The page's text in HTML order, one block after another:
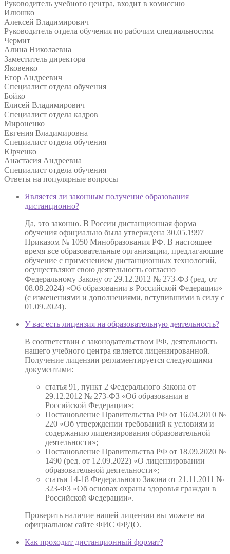
Руководитель учебного центра, входит в комиссию
Илюшко
Алексей Владимирович
Руководитель отдела обучения по рабочим специальностям
Чермит
Алина Николаевна
Заместитель директора
Яковенко
Егор Андреевич
Специалист отдела обучения
Бойко
Елисей Владимирович
Специалист отдела кадров
Мироненко
Евгения Владимировна
Специалист отдела обучения
Юрченко
Анастасия Андреевна
Специалист отдела обучения
Ответы на популярные вопросы
Является ли законным получение образования
дистанционно?
Да, это законно. В России дистанционная форма
обучения официально была утверждена 30.05.1997
Приказом № 1050 Минобразования РФ. В настоящее
время все образовательные организации, предлагающие
обучение с применением дистанционных технологий,
осуществляют свою деятельность согласно
Федеральному Закону от 29.12.2012 № 273-ФЗ (ред. от
08.08.2024) «Об образовании в Российской Федерации»
(с изменениями и дополнениями, вступившими в силу с
01.09.2024).
У вас есть лицензия на образовательную деятельность?
В соответствии с законодательством РФ, деятельность
нашего учебного центра является лицензированной.
Получение лицензии регламентируется следующими
документами:
статья 91, пункт 2 Федерального Закона от
29.12.2012 № 273-ФЗ «Об образовании в
Российской Федерации»;
Постановление Правительства РФ от 16.04.2010 №
220 «Об утверждении требований к условиям и
содержанию лицензирования образовательной
деятельности»;
Постановление Правительства РФ от 18.09.2020 №
1490 (ред. от 12.09.2022) «О лицензировании
образовательной деятельности»;
статьи 14-18 Федерального Закона от 21.11.2011 №
323-ФЗ «Об основах охраны здоровья граждан в
Российской Федерации».
Проверить наличие нашей лицензии вы можете на
официальном сайте ФИС ФРДО.
Как проходит дистанционный формат?